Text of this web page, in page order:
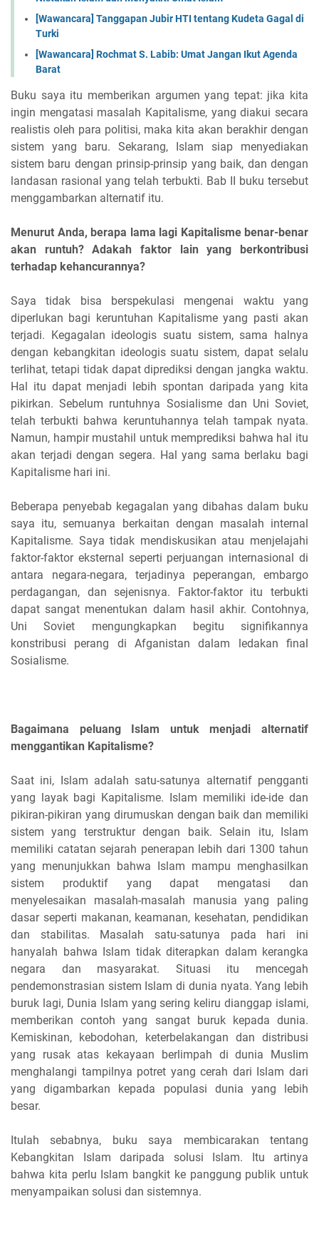
[Wawancara] Tanggapan Jubir HTI tentang Kudeta Gagal di
Turki
[Wawancara] Rochmat S. Labib: Umat Jangan Ikut Agenda
Barat
Buku saya itu memberikan argumen yang tepat: jika kita
ingin mengatasi masalah Kapitalisme, yang diakui secara
realistis oleh para politisi, maka kita akan berakhir dengan
sistem yang baru. Sekarang, Islam siap menyediakan
sistem baru dengan prinsip-prinsip yang baik, dan dengan
landasan rasional yang telah terbukti. Bab II buku tersebut
menggambarkan alternatif itu.
Menurut Anda, berapa lama lagi Kapitalisme benar-benar
akan runtuh? Adakah faktor lain yang berkontribusi
terhadap kehancurannya?
Saya tidak bisa berspekulasi mengenai waktu yang
diperlukan bagi keruntuhan Kapitalisme yang pasti akan
terjadi. Kegagalan ideologis suatu sistem, sama halnya
dengan kebangkitan ideologis suatu sistem, dapat selalu
terlihat, tetapi tidak dapat diprediksi dengan jangka waktu.
Hal itu dapat menjadi lebih spontan daripada yang kita
pikirkan. Sebelum runtuhnya Sosialisme dan Uni Soviet,
telah terbukti bahwa keruntuhannya telah tampak nyata.
Namun, hampir mustahil untuk memprediksi bahwa hal itu
akan terjadi dengan segera. Hal yang sama berlaku bagi
Kapitalisme hari ini.
Beberapa penyebab kegagalan yang dibahas dalam buku
saya itu, semuanya berkaitan dengan masalah internal
Kapitalisme. Saya tidak mendiskusikan atau menjelajahi
faktor-faktor eksternal seperti perjuangan internasional di
antara negara-negara, terjadinya peperangan, embargo
perdagangan, dan sejenisnya. Faktor-faktor itu terbukti
dapat sangat menentukan dalam hasil akhir. Contohnya,
Uni Soviet mengungkapkan begitu signifikannya
konstribusi perang di Afganistan dalam ledakan final
Sosialisme.
Bagaimana peluang Islam untuk menjadi alternatif
menggantikan Kapitalisme?
Saat ini, Islam adalah satu-satunya alternatif pengganti
yang layak bagi Kapitalisme. Islam memiliki ide-ide dan
pikiran-pikiran yang dirumuskan dengan baik dan memiliki
sistem yang terstruktur dengan baik. Selain itu, Islam
memiliki catatan sejarah penerapan lebih dari 1300 tahun
yang menunjukkan bahwa Islam mampu menghasilkan
sistem produktif yang dapat mengatasi dan
menyelesaikan masalah-masalah manusia yang paling
dasar seperti makanan, keamanan, kesehatan, pendidikan
dan stabilitas. Masalah satu-satunya pada hari ini
hanyalah bahwa Islam tidak diterapkan dalam kerangka
negara dan masyarakat. Situasi itu mencegah
pendemonstrasian sistem Islam di dunia nyata. Yang lebih
buruk lagi, Dunia Islam yang sering keliru dianggap islami,
memberikan contoh yang sangat buruk kepada dunia.
Kemiskinan, kebodohan, keterbelakangan dan distribusi
yang rusak atas kekayaan berlimpah di dunia Muslim
menghalangi tampilnya potret yang cerah dari Islam dari
yang digambarkan kepada populasi dunia yang lebih
besar.
Itulah sebabnya, buku saya membicarakan tentang
Kebangkitan Islam daripada solusi Islam. Itu artinya
bahwa kita perlu Islam bangkit ke panggung publik untuk
menyampaikan solusi dan sistemnya.